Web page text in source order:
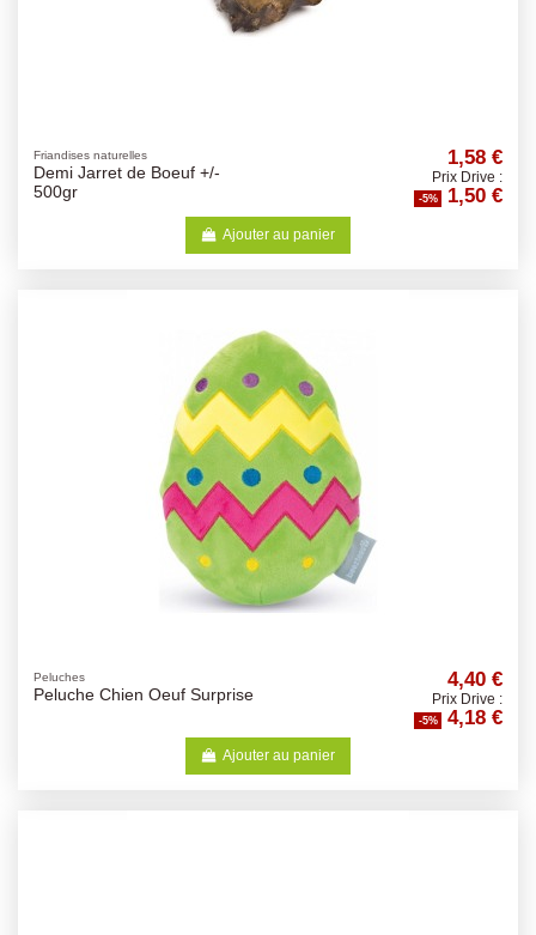
Friandises naturelles
Demi Jarret de Boeuf +/-
500gr
1,58 €
Prix Drive :
-5% 1,50 €
Ajouter au panier
Peluches
Peluche Chien Oeuf Surprise
4,40 €
Prix Drive :
-5% 4,18 €
Ajouter au panier